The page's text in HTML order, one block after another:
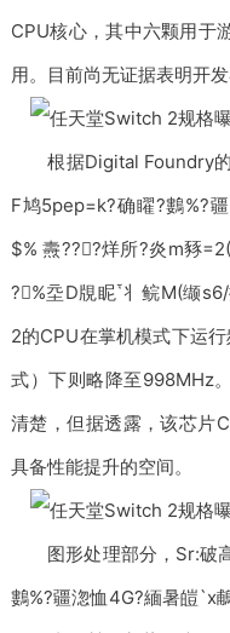
CPU核心，其中六颗用于
用。目前尚无证据表明开
根据Digital Foundry的
F鸠5pep=k?确矅?鷜%?
$% 燾???烊所?炎m豩
?%坖D覑眤丬鲩M(缬
2的CPU在掌机模式下运
式）下则略降至998MHz
清楚，但据透露，该芯片
具备性能提升的空间。
图形处理部分，Sr:破
鷜%?疆淴恤4G?緬暑皚`x